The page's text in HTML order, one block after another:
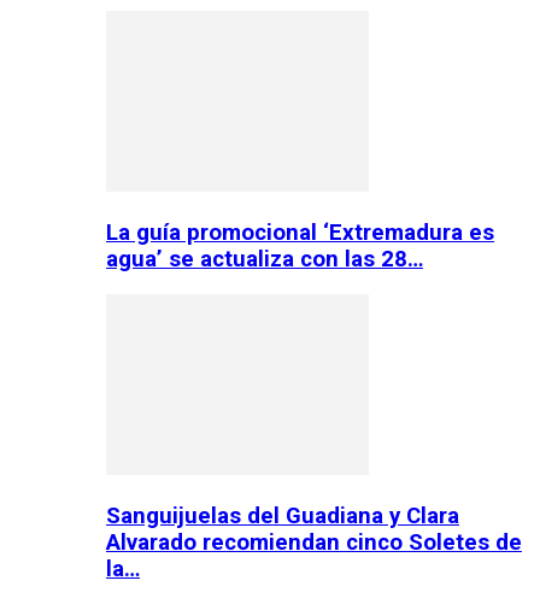
La guía promocional ‘Extremadura es
agua’ se actualiza con las 28…
Sanguijuelas del Guadiana y Clara
Alvarado recomiendan cinco Soletes de
la…